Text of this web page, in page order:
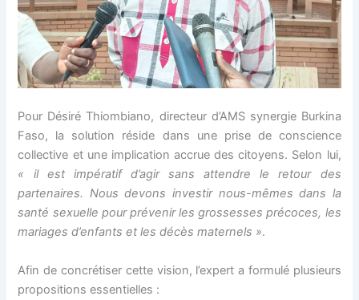
Pour Désiré Thiombiano, directeur d’AMS synergie Burkina
Faso, la solution réside dans une prise de conscience
collective et une implication accrue des citoyens. Selon lui,
« il est impératif d’agir sans attendre le retour des
partenaires. Nous devons investir nous-mêmes dans la
santé sexuelle pour prévenir les grossesses précoces, les
mariages d’enfants et les décès maternels ».
Afin de concrétiser cette vision, l’expert a formulé plusieurs
propositions essentielles :